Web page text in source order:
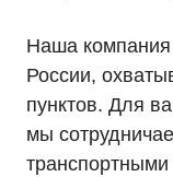
Наша компания
России,
пунктов. Для
мы